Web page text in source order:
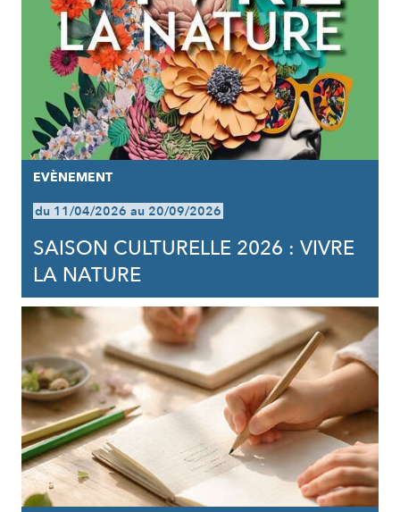
EVÈNEMENT
du 11/04/2026 au 20/09/2026
SAISON CULTURELLE 2026 : VIVRE
LA NATURE